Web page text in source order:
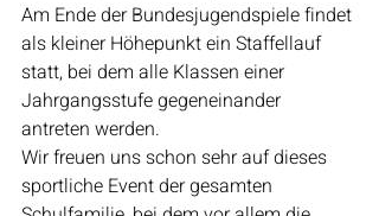
Am Ende der Bundesjugendspiele findet
als kleiner Höhepunkt ein Staffellauf
statt, bei dem alle Klassen einer
Jahrgangsstufe gegeneinander
antreten werden.
Wir freuen uns schon sehr auf dieses
sportliche Event der gesamten